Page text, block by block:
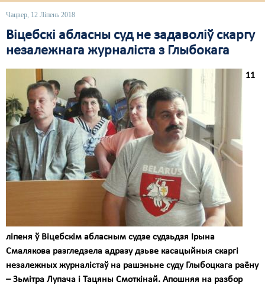
Чацвер, 12 Ліпень 2018
Віцебскі абласны суд не задаволіў скаргу
незалежнага журналіста з Глыбокага
11
ліпеня ў Віцебскім абласным судзе судзьдзя Ірына
Смалякова разгледзела адразу дзьве касацыйныя скаргі
незалежных журналістаў на рашэньне суду Глыбоцкага раёну
– Зьмітра Лупача і Тацяны Смоткінай. Апошняя на разбор